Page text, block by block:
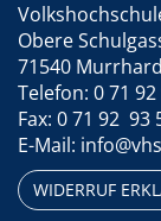
Obere
71540
Telefon: 0 71 92
Fax: 0 71 92 93
E-Mail:
WIDERRUF